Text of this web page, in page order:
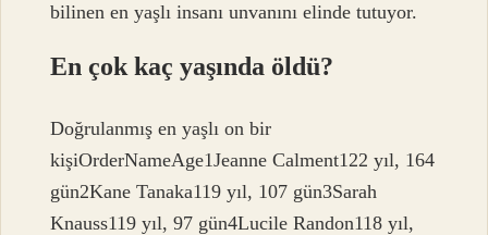
bilinen en yaşlı insanı unvanını elinde tutuyor.
En çok kaç yaşında öldü?
Doğrulanmış en yaşlı on bir
kişiOrderNameAge1Jeanne Calment122 yıl, 164
gün2Kane Tanaka119 yıl, 107 gün3Sarah
Knauss119 yıl, 97 gün4Lucile Randon118 yıl,